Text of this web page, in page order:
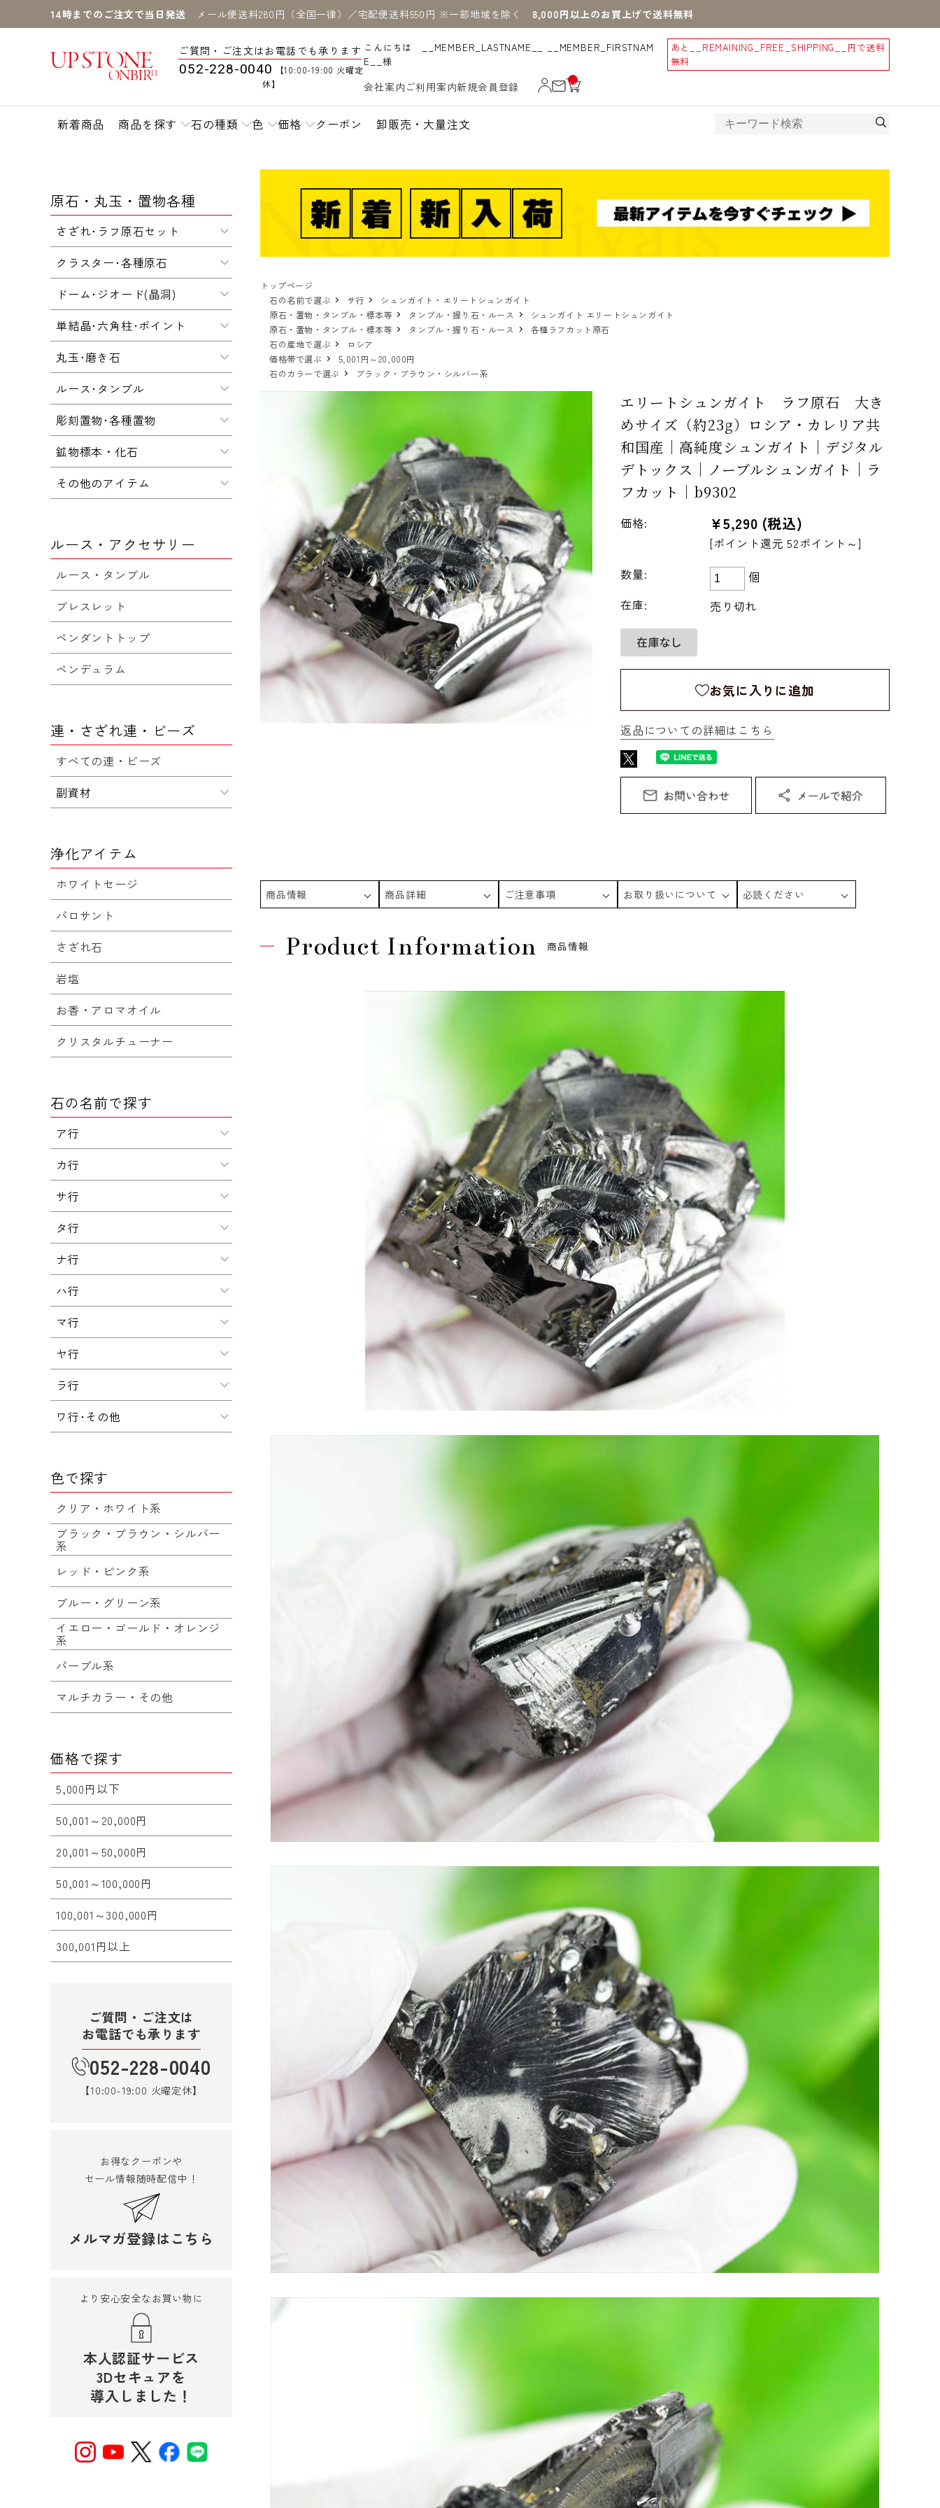
14時までのご注文で当日発送 メール便送料280円（全国一律）／宅配便送料550円 ※一部地域を除く 8,000円以上のお買上げで送料無料
ご質問・ご注文はお電話でも承ります
052-228-0040
【10:00-19:00 火曜定
休】
こんにちは __MEMBER_LASTNAME__ __MEMBER_FIRSTNAM
E__様
あと __REMAINING_FREE_SHIPPING__
円で送料
無料
会社案内 ご利用案内新規会員登録
__
IT
_C
新着商品 商品を探す 石の種類 色 価格 クーポン 卸販売・大量注文
トップページ
石の名前で選ぶ
サ行
シュンガイト・エリートシュンガイト
原石・置物・タンブル・標本等
タンブル・握り石・ルース
シュンガイト エリートシュンガイト
原石・置物・タンブル・標本等
タンブル・握り石・ルース
各種ラフカット原石
石の産地で選ぶ
ロシア
価格帯で選ぶ
5,001円～20,000円
石のカラーで選ぶ
ブラック・ブラウン・シルバー系
エリートシュンガイト ラフ原石 大き
めサイズ（約23g）ロシア・カレリア共
和国産｜高純度シュンガイト｜デジタル
デトックス｜ノーブルシュンガイト｜ラ
フカット｜b9302
価格: ¥5,290 (税込)
[ポイント還元 52ポイント～]
数量:
個
在庫:
売り切れ
お気に入りに追加
返品についての詳細はこちら
商品情報 商品詳細 ご注意事項 お取り扱いについて 必読ください
Product Information 商品情報
原石・丸玉・置物各種
さざれ･ラフ原石セット
クラスター･各種原石
ドーム･ジオード(晶洞)
単結晶･六角柱･ポイント
丸玉･磨き石
ルース･タンブル
彫刻置物･各種置物
鉱物標本・化石
その他のアイテム
ルース・アクセサリー
ルース・タンブル
ブレスレット
ペンダントトップ
ペンデュラム
連・さざれ連・ビーズ
すべての連・ビーズ
副資材
浄化アイテム
ホワイトセージ
パロサント
さざれ石
岩塩
お香・アロマオイル
クリスタルチューナー
石の名前で探す
ア行
カ行
サ行
タ行
ナ行
ハ行
マ行
ヤ行
ラ行
ワ行･その他
色で探す
クリア・ホワイト系
ブラック・ブラウン・シルバー
系
レッド・ピンク系
ブルー・グリーン系
イエロー・ゴールド・オレンジ
系
パープル系
マルチカラー・その他
価格で探す
5,000円以下
50,001～20,000円
20,001～50,000円
50,001～100,000円
100,001～300,000円
300,001円以上
ご質問・ご注文は
お電話でも承ります
052-228-0040
【10:00-19:00 火曜定休】
お得なクーポンや
セール情報随時配信中！
メルマガ登録はこちら
より安心安全なお買い物に
本人認証サービス
3Dセキュアを
導入しました！